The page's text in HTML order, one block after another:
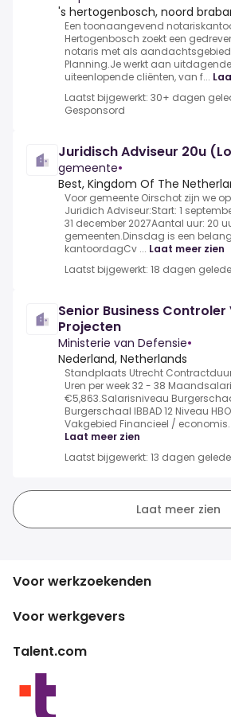
's hertogenbosch, noord
Een toonaangevend
Hertogenbosch zoekt een
notaris met als aandachtsgebied
Planning.Je werkt aan
uiteenlopende cliënten, van f...
Laatst bijgewerkt: 30+ dagen
Gesponsord
Juridisch Adviseur 20u
gemeente•
Best, Kingdom Of The
Voor gemeente Oirschot zijn we
Juridich Adviseur:Start: 1
31 december 2027Aantal uur: 20
gemeenten.Dinsdag is een
kantoordagCv ... Laat meer zien
Laatst bijgewerkt: 18 dagen
Senior Business
Projecten
Ministerie van Defensie•
Nederland, Netherlands
Standplaats Utrecht
Uren per week 32 - 38
€5,863.Salarisniveau
Burgerschaal IBBAD 12 Niveau
Vakgebied Financieel /
Laat meer zien
Laatst bijgewerkt: 13 dagen
Laat meer zien
Voor werkzoekenden
Jobs zoeken
Salarisomzetter
Voor werkgevers
Onderneming
Publisher programma's
Talent.com
Meer landen
Servicevoorwaarden